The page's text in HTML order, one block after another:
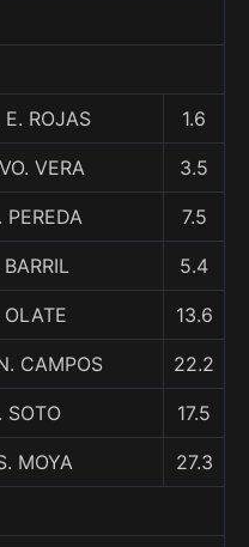
E. ROJAS 1.6
VERA 3.5
PEREDA 7.5
5.4
OLATE 13.6
CAMPOS 22.2
SOTO 17.5
MOYA 27.3